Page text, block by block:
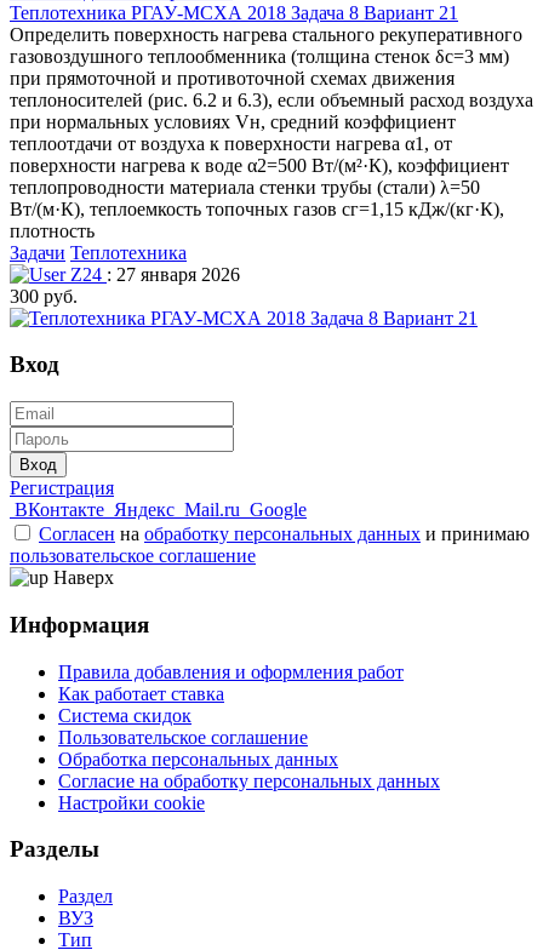
Теплотехника РГАУ-МСХА 2018 Задача 8 Вариант 21
Определить поверхность нагрева стального рекуперативного
газовоздушного теплообменника (толщина стенок δс=3 мм)
при прямоточной и противоточной схемах движения
теплоносителей (рис. 6.2 и 6.3), если объемный расход воздуха
при нормальных условиях Vн, средний коэффициент
теплоотдачи от воздуха к поверхности нагрева α1, от
поверхности нагрева к воде α2=500 Вт/(м²·К), коэффициент
теплопроводности материала стенки трубы (стали) λ=50
Вт/(м·К), теплоемкость топочных газов сг=1,15 кДж/(кг·К),
плотность
Задачи Теплотехника
Z24 : 27 января 2026
300 руб.
Вход
Вход
Регистрация
ВКонтакте Яндекс Mail.ru Google
Согласен на обработку персональных данных и принимаю
пользовательское соглашение
Наверх
Информация
Правила добавления и оформления работ
Как работает ставка
Система скидок
Пользовательское соглашение
Обработка персональных данных
Согласие на обработку персональных данных
Настройки cookie
Разделы
Раздел
ВУЗ
Тип